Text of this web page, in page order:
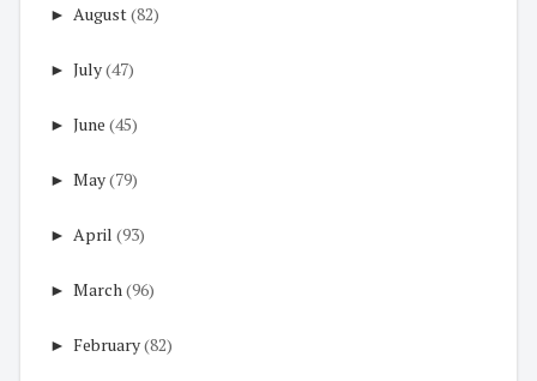
► August(82)
► July(47)
► June (45)
► May(79)
► April (93)
► March (96)
► February(82)